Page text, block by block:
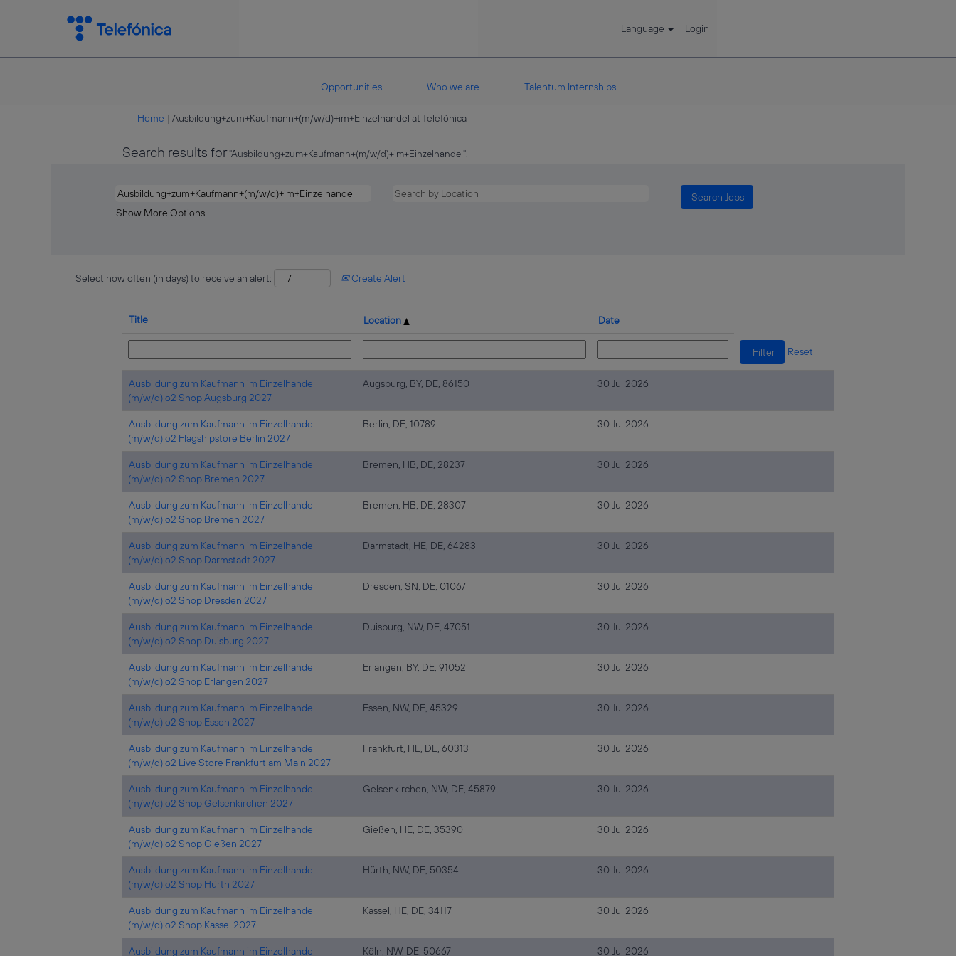
Language Login
Opportunities Who we are Talentum Internships
Home | Ausbildung+zum+Kaufmann+(m/w/d)+im+Einzelhandel at Telefónica(current
Search results for"Ausbildung+zum+Kaufmann+(m/w/d)+im+Einzelhandel".
Show More Options
Select how often (in days) to receive an alert: Create Alert
Title Location Date
Reset
Ausbildung zum Kaufmann im Einzelhandel
(m/w/d) o2 Shop Augsburg 2027
Augsburg, BY, DE, 86150 30 Jul 2026
Ausbildung zum Kaufmann im Einzelhandel
(m/w/d) o2 Flagshipstore Berlin 2027
Berlin, DE, 10789 30 Jul 2026
Ausbildung zum Kaufmann im Einzelhandel
(m/w/d) o2 Shop Bremen 2027
Bremen, HB, DE, 28237 30 Jul 2026
Ausbildung zum Kaufmann im Einzelhandel
(m/w/d) o2 Shop Bremen 2027
Bremen, HB, DE, 28307 30 Jul 2026
Ausbildung zum Kaufmann im Einzelhandel
(m/w/d) o2 Shop Darmstadt 2027
Darmstadt, HE, DE, 64283 30 Jul 2026
Ausbildung zum Kaufmann im Einzelhandel
(m/w/d) o2 Shop Dresden 2027
Dresden, SN, DE, 01067 30 Jul 2026
Ausbildung zum Kaufmann im Einzelhandel
(m/w/d) o2 Shop Duisburg 2027
Duisburg, NW, DE, 47051 30 Jul 2026
Ausbildung zum Kaufmann im Einzelhandel
(m/w/d) o2 Shop Erlangen 2027
Erlangen, BY, DE, 91052 30 Jul 2026
Ausbildung zum Kaufmann im Einzelhandel
(m/w/d) o2 Shop Essen 2027
Essen, NW, DE, 45329 30 Jul 2026
Ausbildung zum Kaufmann im Einzelhandel
(m/w/d) o2 Live Store Frankfurt am Main 2027
Frankfurt, HE, DE, 60313 30 Jul 2026
Ausbildung zum Kaufmann im Einzelhandel
(m/w/d) o2 Shop Gelsenkirchen 2027
Gelsenkirchen, NW, DE, 45879 30 Jul 2026
Ausbildung zum Kaufmann im Einzelhandel
(m/w/d) o2 Shop Gießen 2027
Gießen, HE, DE, 35390 30 Jul 2026
Ausbildung zum Kaufmann im Einzelhandel
(m/w/d) o2 Shop Hürth 2027
Hürth, NW, DE, 50354 30 Jul 2026
Ausbildung zum Kaufmann im Einzelhandel
(m/w/d) o2 Shop Kassel 2027
Kassel, HE, DE, 34117 30 Jul 2026
Ausbildung zum Kaufmann im Einzelhandel Köln, NW, DE, 50667 30 Jul 2026